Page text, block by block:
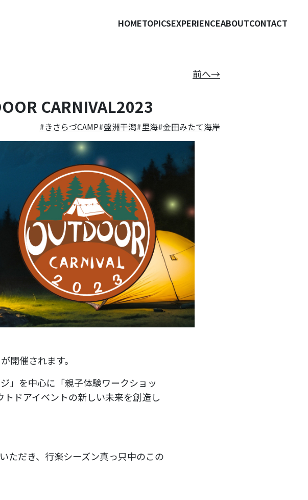
HOMETOPICSEXPERIENCEABOUTCONTACT
前へ→
CARNIVAL2023
きさらづCAMP 盤洲干潟 里海 金田みたて海岸
開催されます。
」を中心に「親子体験ワークショッ
ドアイベントの新しい未来を創造し
ただき、行楽シーズン真っ只中のこの